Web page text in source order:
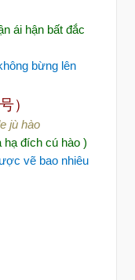
ái hận bất đắc
bừng lên
）
jù hào
hạ đích cú hào )
vẽ bao nhiêu